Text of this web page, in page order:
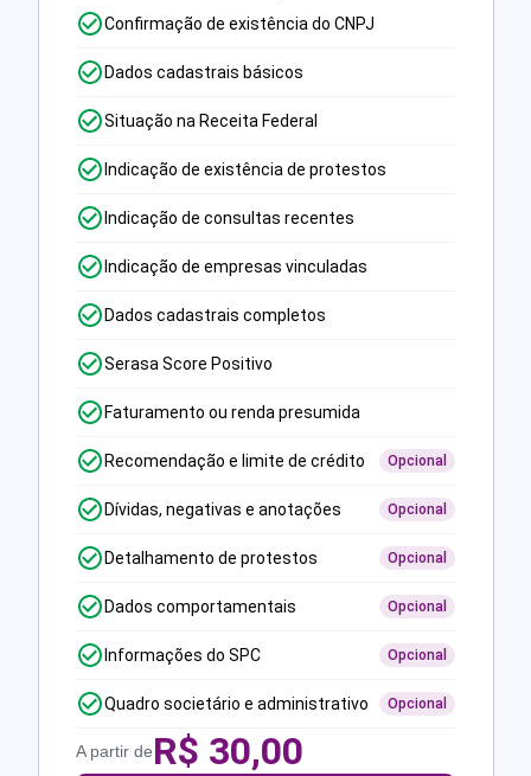
Confirmação de existência do CNPJ
Dados cadastrais básicos
Situação na Receita Federal
Indicação de existência de protestos
Indicação de consultas recentes
Indicação de empresas vinculadas
Dados cadastrais completos
Serasa Score Positivo
Faturamento ou renda presumida
Recomendação e limite de crédito Opcional
Dívidas, negativas e anotações Opcional
Detalhamento de protestos Opcional
Dados comportamentais Opcional
Informações do SPC Opcional
Quadro societário e administrativo Opcional
A partir deR$ 30,00